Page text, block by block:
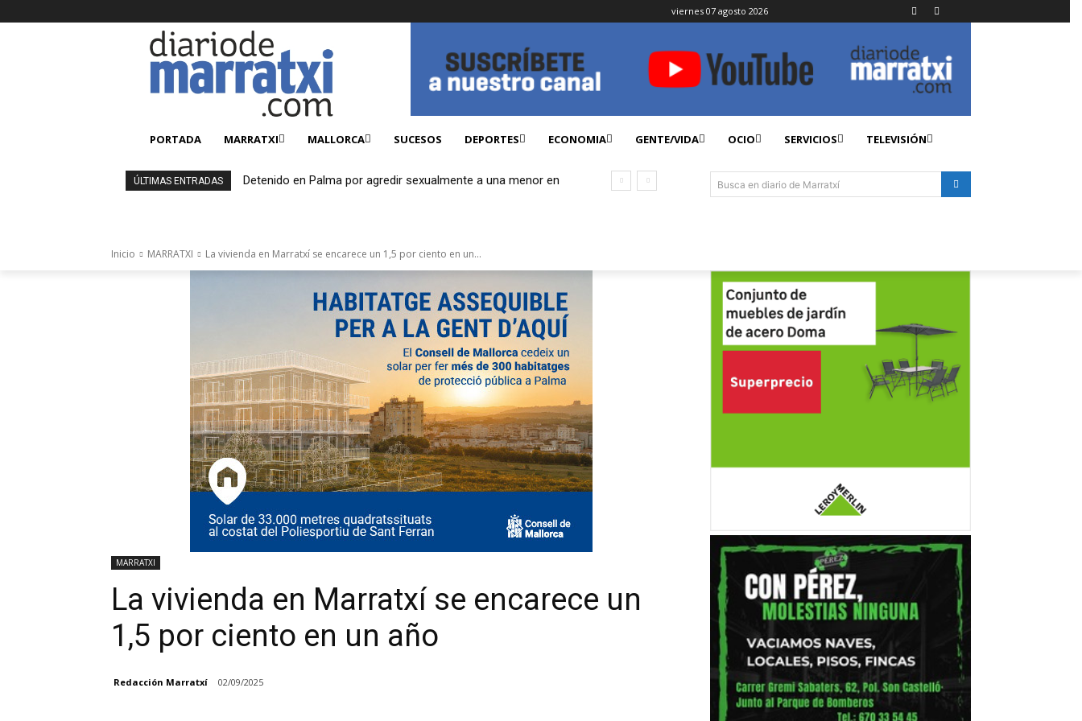
viernes 07 agosto 2026
PORTADA MARRATXI MALLORCA SUCESOS DEPORTES ECONOMIA GENTE/VIDA OCIO SERVICIOS TELEVISIÓN
ÚLTIMAS ENTRADAS
Detenido en Palma por agredir sexualmente a una menor en
Busca en diario de Marratxí
Inicio MARRATXI La vivienda en Marratxí se encarece un 1,5 por ciento en un...
MARRATXI
La vivienda en Marratxí se encarece un
1,5 por ciento en un año
Redacción Marratxí 02/09/2025